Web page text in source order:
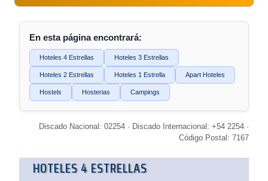
En esta página encontrará:
Hoteles 4 Estrellas Hoteles 3 Estrellas
Hoteles 2 Estrellas Hoteles 1 Estrella Apart Hoteles
Hostels Hosterias Campings
Discado Nacional: 02254 · Discado Internacional: +54 2254 ·
Código Postal: 7167
HOTELES 4 ESTRELLAS